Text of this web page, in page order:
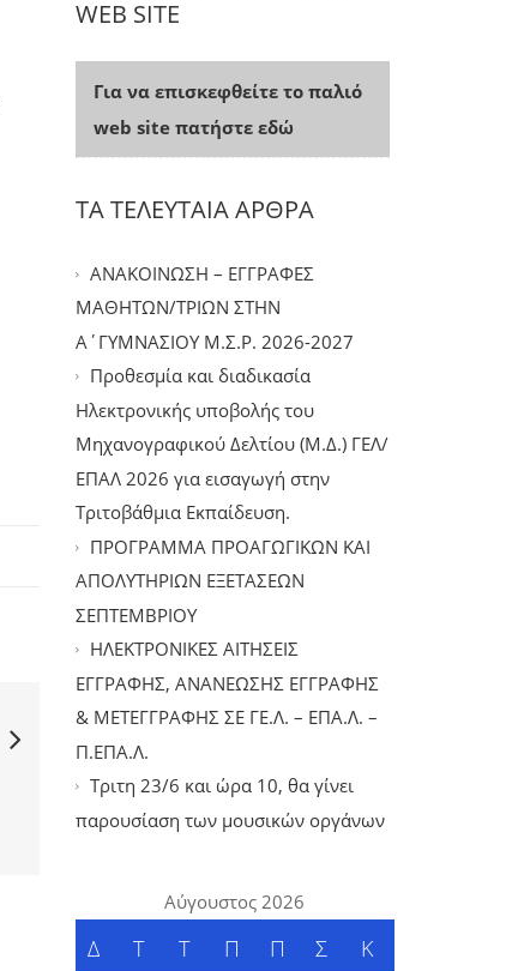
WEB SITE
Για να επισκεφθείτε το παλιό
web site πατήστε εδώ
ΤΑ ΤΕΛΕΥΤΑΙΑ ΑΡΘΡΑ
ΑΝΑΚΟΙΝΩΣΗ – ΕΓΓΡΑΦΕΣ
ΜΑΘΗΤΩΝ/ΤΡΙΩΝ ΣΤΗΝ
Α΄ΓΥΜΝΑΣΙΟΥ Μ.Σ.Ρ. 2026-2027
Προθεσμία και διαδικασία
Ηλεκτρονικής υποβολής του
Μηχανογραφικού Δελτίου (Μ.Δ.) ΓΕΛ/
ΕΠΑΛ 2026 για εισαγωγή στην
Τριτοβάθμια Εκπαίδευση.
ΠΡΟΓΡΑΜΜΑ ΠΡΟΑΓΩΓΙΚΩΝ ΚΑΙ
ΑΠΟΛΥΤΗΡΙΩΝ ΕΞΕΤΑΣΕΩΝ
ΣΕΠΤΕΜΒΡΙΟΥ
ΗΛΕΚΤΡΟΝΙΚΕΣ ΑΙΤΗΣΕΙΣ
ΕΓΓΡΑΦΗΣ, ΑΝΑΝΕΩΣΗΣ ΕΓΓΡΑΦΗΣ
& ΜΕΤΕΓΓΡΑΦΗΣ ΣΕ ΓΕ.Λ. – ΕΠΑ.Λ. –
Π.ΕΠΑ.Λ.
Tριτη 23/6 και ώρα 10, θα γίνει
παρουσίαση των μουσικών οργάνων
Αύγουστος 2026
Δ Τ Τ Π Π Σ Κ